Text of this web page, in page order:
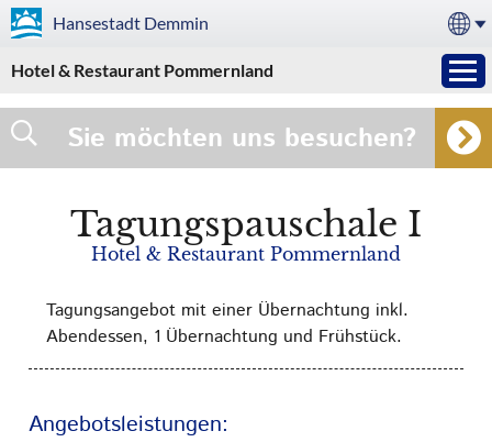
Hansestadt Demmin
Hotel & Restaurant Pommernland
Sie möchten uns besuchen?
Tagungspauschale I
Hotel & Restaurant Pommernland
Tagungsangebot mit einer Übernachtung inkl.
Abendessen, 1 Übernachtung und Frühstück.
Angebotsleistungen: